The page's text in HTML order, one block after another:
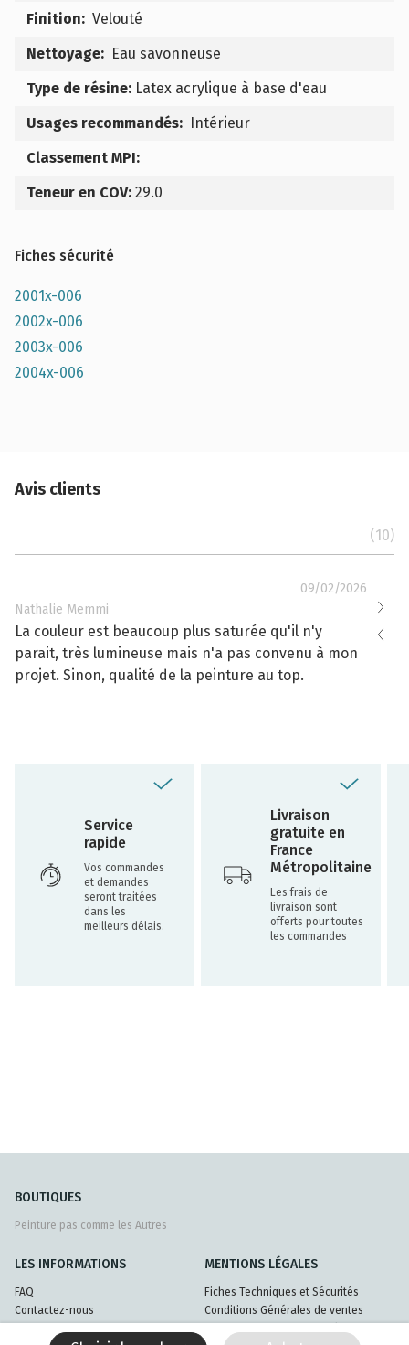
Finition: Velouté
Nettoyage: Eau savonneuse
Type de résine: Latex acrylique à base d'eau
Usages recommandés: Intérieur
Classement MPI:
Teneur en COV: 29.0
Fiches sécurité
2001x-006
2002x-006
2003x-006
2004x-006
Avis clients
(10)
09/02/2026
Nathalie Memmi
La couleur est beaucoup plus saturée qu'il n'y
parait, très lumineuse mais n'a pas convenu à mon
projet. Sinon, qualité de la peinture au top.
La
Service
rapide
Vos commandes
et demandes
seront traitées
dans les
meilleurs délais.
Livraison
gratuite en
France
Métropolitaine
Les frais de
livraison sont
offerts pour toutes
les commandes
BOUTIQUES
Peinture pas comme les Autres
LES INFORMATIONS
FAQ
Contactez-nous
MENTIONS LÉGALES
Fiches Techniques et Sécurités
Conditions Générales de ventes